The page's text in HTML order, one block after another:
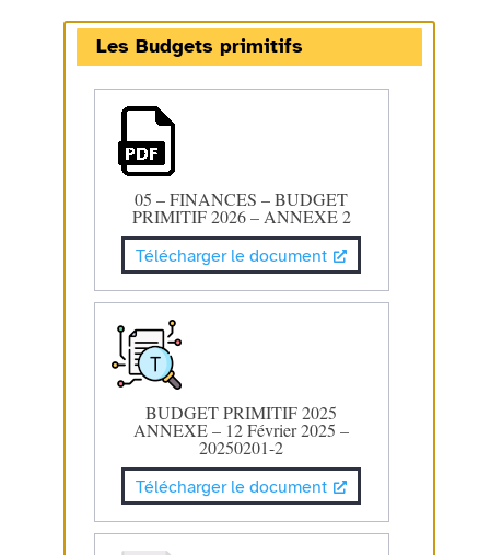
Les Budgets primitifs
05 – FINANCES – BUDGET
PRIMITIF 2026 – ANNEXE 2
Télécharger le document
BUDGET PRIMITIF 2025
ANNEXE – 12 Février 2025 –
20250201-2
Télécharger le document